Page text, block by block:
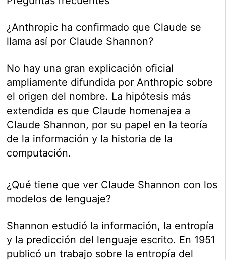
¿Anthropic ha confirmado que Claude se
llama así por Claude Shannon?
No hay una gran explicación oficial
ampliamente difundida por Anthropic sobre
el origen del nombre. La hipótesis más
extendida es que Claude homenajea a
Claude Shannon, por su papel en la teoría
de la información y la historia de la
computación.
¿Qué tiene que ver Claude Shannon con los
modelos de lenguaje?
Shannon estudió la información, la entropía
y la predicción del lenguaje escrito. En 1951
publicó un trabajo sobre la entropía del